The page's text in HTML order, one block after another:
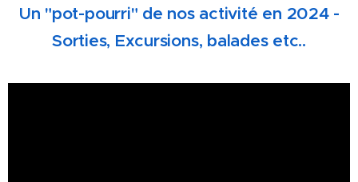
Un "pot-pourri" de nos activité en 2024 -
Sorties, Excursions, balades etc..